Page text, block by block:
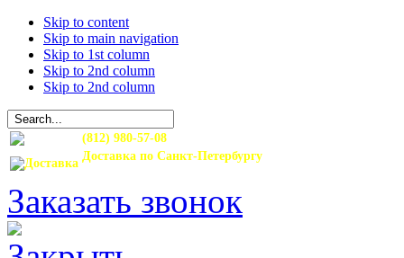
Skip to content
Skip to main navigation
Skip to 1st column
Skip to 2nd column
Skip to 2nd column
(812) 980-57-08
Доставка по Санкт-Петербургу
Заказать звонок